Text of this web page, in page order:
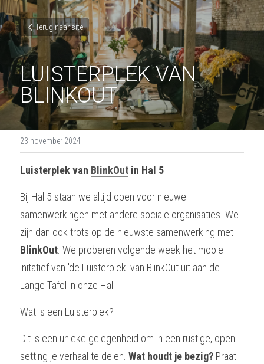
Terug naar site
LUISTERPLEK VAN
BLINKOUT
23 november 2024
Luisterplek van BlinkOut in Hal 5
Bij Hal 5 staan we altijd open voor nieuwe
samenwerkingen met andere sociale organisaties. We
BlinkOut . We proberen volgende week het mooie
initatief van 'de Luisterplek' van BlinkOut uit aan de
Lange Tafel in onze Hal.
Wat is een Luisterplek?
Dit is een unieke gelegenheid om in een rustige, open
setting je verhaal te delen. Wat houdt je bezig? Praat